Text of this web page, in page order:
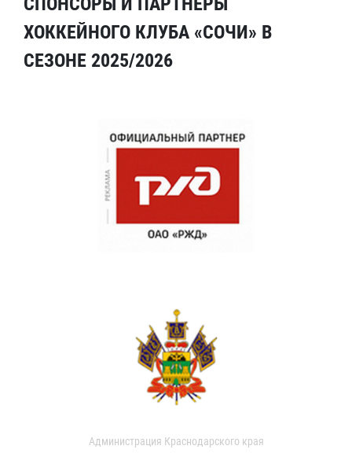
ХОККЕЙНОГО КЛУБА «СОЧИ» В
СЕЗОНЕ 2025/2026
Администрация Краснодарского края